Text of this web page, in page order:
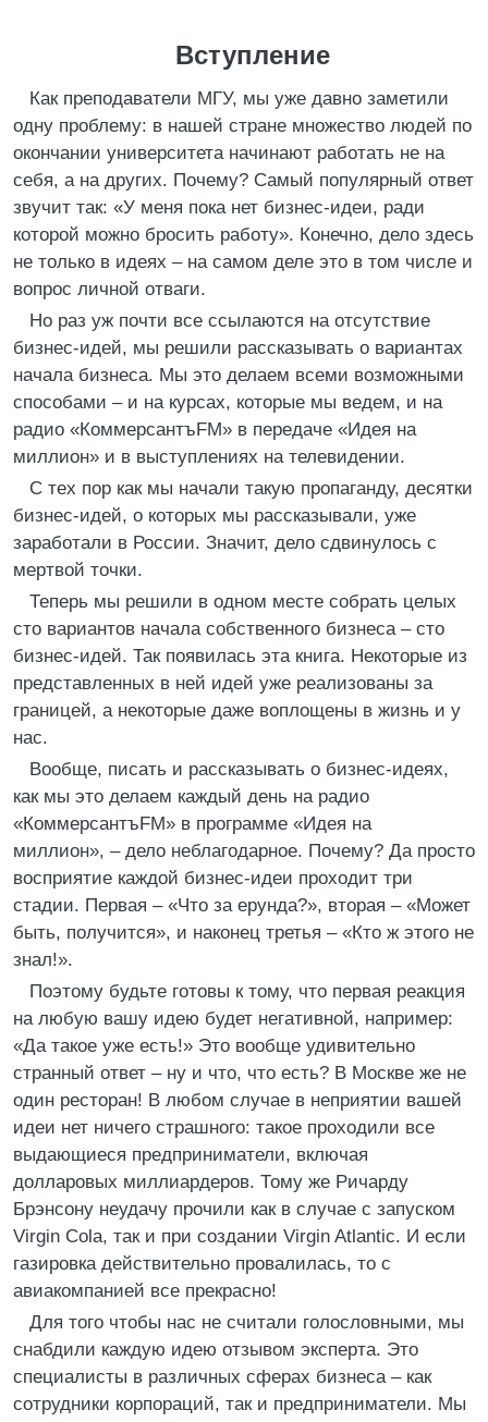
Вступление
Как преподаватели МГУ, мы уже давно заметили
одну проблему: в нашей стране множество людей по
окончании университета начинают работать не на
себя, а на других. Почему? Самый популярный ответ
звучит так: «У меня пока нет бизнес-идеи, ради
которой можно бросить работу». Конечно, дело здесь
не только в идеях – на самом деле это в том числе и
вопрос личной отваги.
Но раз уж почти все ссылаются на отсутствие
бизнес-идей, мы решили рассказывать о вариантах
начала бизнеса. Мы это делаем всеми возможными
способами – и на курсах, которые мы ведем, и на
радио «КоммерсантъFM» в передаче «Идея на
миллион» и в выступлениях на телевидении.
С тех пор как мы начали такую пропаганду, десятки
бизнес-идей, о которых мы рассказывали, уже
заработали в России. Значит, дело сдвинулось с
мертвой точки.
Теперь мы решили в одном месте собрать целых
сто вариантов начала собственного бизнеса – сто
бизнес-идей. Так появилась эта книга. Некоторые из
представленных в ней идей уже реализованы за
границей, а некоторые даже воплощены в жизнь и у
нас.
Вообще, писать и рассказывать о бизнес-идеях,
как мы это делаем каждый день на радио
«КоммерсантъFM» в программе «Идея на
миллион», – дело неблагодарное. Почему? Да просто
восприятие каждой бизнес-идеи проходит три
стадии. Первая – «Что за ерунда?», вторая – «Может
быть, получится», и наконец третья – «Кто ж этого не
знал!».
Поэтому будьте готовы к тому, что первая реакция
на любую вашу идею будет негативной, например:
«Да такое уже есть!» Это вообще удивительно
странный ответ – ну и что, что есть? В Москве же не
один ресторан! В любом случае в неприятии вашей
идеи нет ничего страшного: такое проходили все
выдающиеся предприниматели, включая
долларовых миллиардеров. Тому же Ричарду
Брэнсону неудачу прочили как в случае с запуском
Virgin Cola, так и при создании Virgin Atlantic. И если
газировка действительно провалилась, то с
авиакомпанией все прекрасно!
Для того чтобы нас не считали голословными, мы
снабдили каждую идею отзывом эксперта. Это
специалисты в различных сферах бизнеса – как
сотрудники корпораций, так и предприниматели. Мы